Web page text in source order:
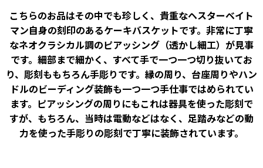
こちらのお品はその中でも珍しく、貴重なヘスターベイト
マン自身の刻印のあるケーキバスケットです。非常に丁寧
なネオクラシカル調のピアッシング（透かし細工）が見事
です。細部まで細かく、すべて手で一つ一つ切り抜いてお
り、彫刻ももちろん手彫りです。縁の周り、台座周りやハン
ドルのビーディング装飾も一つ一つ手仕事ではめられてい
ます。ピアッシングの周りにもこれは器具を使った彫刻で
すが、もちろん、当時は電動などはなく、足踏みなどの動
力を使った手彫りの彫刻で丁寧に装飾されています。